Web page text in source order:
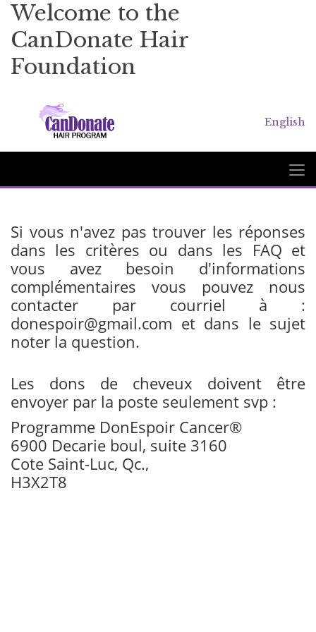
Welcome to the
CanDonate Hair
Foundation
English
Si vous n'avez pas trouver les réponses
dans les critères ou dans les FAQ et
vous avez besoin d'informations
complémentaires vous pouvez nous
contacter par courriel à :
donespoir@gmail.com et dans le sujet
noter la question.
Les dons de cheveux doivent être
envoyer par la poste seulement svp :
Programme DonEspoir Cancer®
6900 Decarie boul, suite 3160
Cote Saint-Luc, Qc.,
H3X2T8